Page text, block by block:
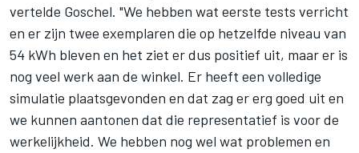
vertelde Goschel. "We hebben wat eerste tests verricht
en er zijn twee exemplaren die op hetzelfde niveau van
54 kWh bleven en het ziet er dus positief uit, maar er is
nog veel werk aan de winkel. Er heeft een volledige
simulatie plaatsgevonden en dat zag er erg goed uit en
we kunnen aantonen dat die representatief is voor de
werkelijkheid. We hebben nog wel wat problemen en